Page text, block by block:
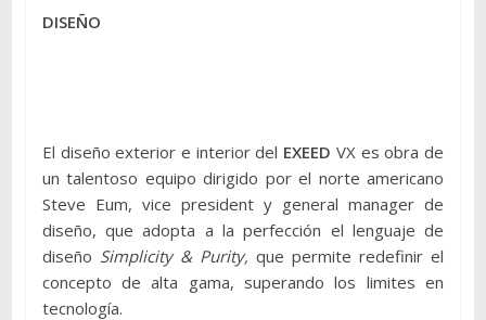
DISEÑO
El diseño exterior e interior del EXEED VX es obra de
un talentoso equipo dirigido por el norte americano
Steve Eum, vice president y general manager de
diseño, que adopta a la perfección el lenguaje de
diseño Simplicity & Purity, que permite redefinir el
concepto de alta gama, superando los limites en
tecnología.